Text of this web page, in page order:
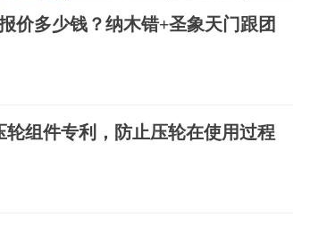
价多少钱？纳木错+圣象天门跟团
组件专利，防止压轮在使用过程